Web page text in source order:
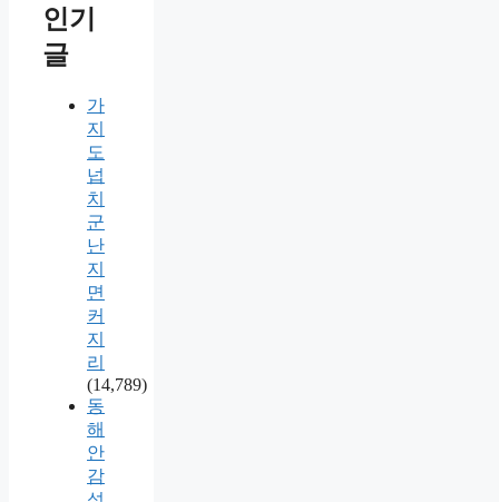
인기
글
가
지
도
넙
치
군
난
지
면
커
지
리
(14,789)
동
해
안
감